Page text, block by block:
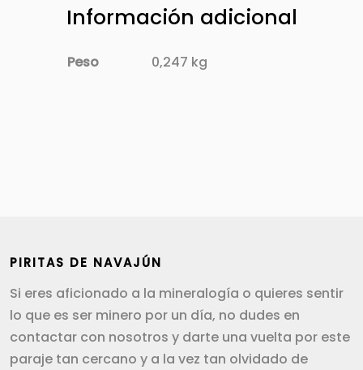
Información adicional
Peso 0,247 kg
PIRITAS DE NAVAJÚN
Si eres aficionado a la mineralogía o quieres sentir
lo que es ser minero por un día, no dudes en
contactar con nosotros y darte una vuelta por este
paraje tan cercano y a la vez tan olvidado de